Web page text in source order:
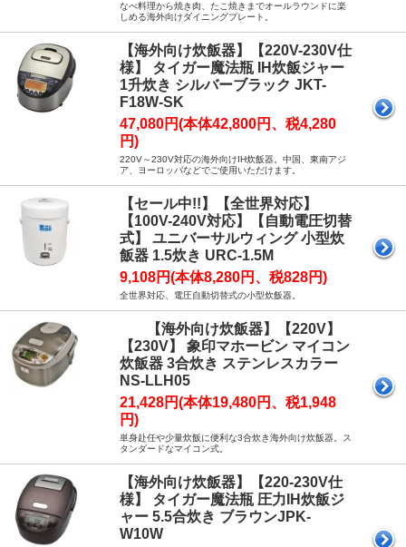
なべ料理から焼き肉、たこ焼きまでオールラウンドに楽
しめる海外向けダイニングプレート。
【海外向け炊飯器】【220V-230V仕
様】 タイガー魔法瓶 IH炊飯ジャー
1升炊き シルバーブラック JKT-
F18W-SK
47,080円(本体42,800円、税4,280
円)
220V～230V対応の海外向けIH炊飯器。中国、東南アジ
ア、ヨーロッパなどでご使用いただけます。
【セール中!!】【全世界対応】
【100V-240V対応】【自動電圧切替
式】 ユニバーサルウィング 小型炊
飯器 1.5炊き URC-1.5M
9,108円(本体8,280円、税828円)
全世界対応、電圧自動切替式の小型炊飯器。
【海外向け炊飯器】【220V】
【230V】 象印マホービン マイコン
炊飯器 3合炊き ステンレスカラー
NS-LLH05
21,428円(本体19,480円、税1,948
円)
単身赴任や少量炊飯に便利な3合炊き海外向け炊飯器。ス
タンダードなマイコン式。
【海外向け炊飯器】【220-230V仕
様】 タイガー魔法瓶 圧力IH炊飯ジ
ャー 5.5合炊き ブラウンJPK-
W10W